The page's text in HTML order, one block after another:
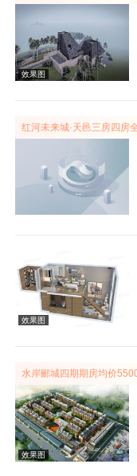
效果图
红河未来城·天邑三房四房
水岸郦城四期期房均价